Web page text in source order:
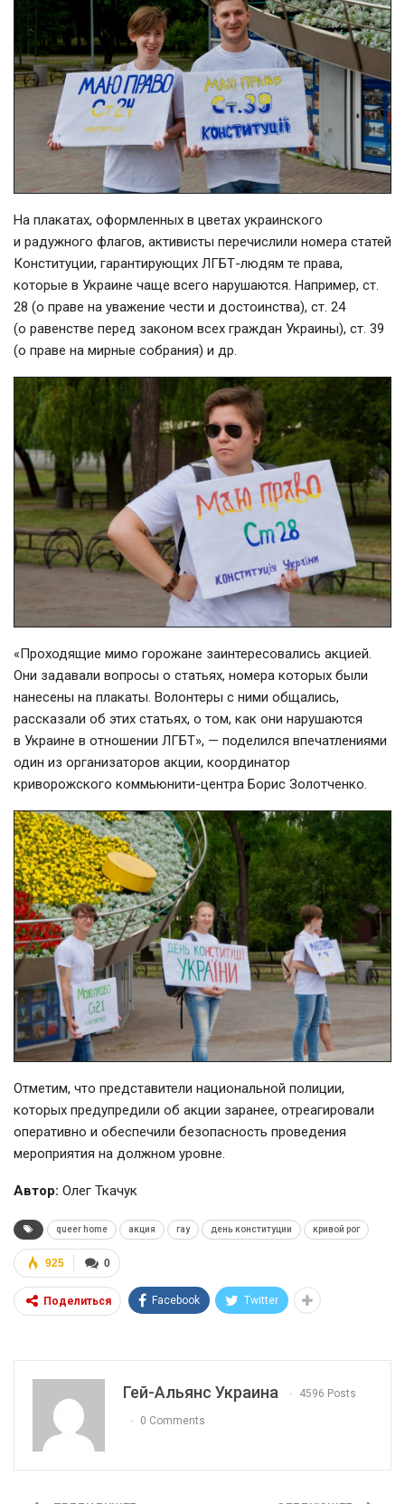
На плакатах, оформленных в цветах украинского
и радужного флагов, активисты перечислили номера статей
Конституции, гарантирующих ЛГБТ-людям те права,
которые в Украине чаще всего нарушаются. Например, ст.
28 (о праве на уважение чести и достоинства), ст. 24
(о равенстве перед законом всех граждан Украины), ст. 39
(о праве на мирные собрания) и др.
«Проходящие мимо горожане заинтересовались акцией.
Они задавали вопросы о статьях, номера которых были
нанесены на плакаты. Волонтеры с ними общались,
рассказали об этих статьях, о том, как они нарушаются
в Украине в отношении ЛГБТ», — поделился впечатлениями
один из организаторов акции, координатор
криворожского коммьюнити-центра Борис Золотченко.
Отметим, что представители национальной полиции,
которых предупредили об акции заранее, отреагировали
оперативно и обеспечили безопасность проведения
мероприятия на должном уровне.
Автор: Олег Ткачук
queer home акция гау день конституции кривой рог
0
925
Поделиться Facebook Twitter
Гей-Альянс Украина 4596 Posts
0 Comments